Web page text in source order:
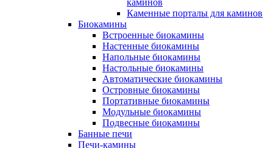
Каменные порталы для каминов
Биокамины
Встроенные биокамины
Настенные биокамины
Напольные биокамины
Настольные биокамины
Автоматические биокамины
Островные биокамины
Портативные биокамины
Модульные биокамины
Подвесные биокамины
Банные печи
Печи-камины